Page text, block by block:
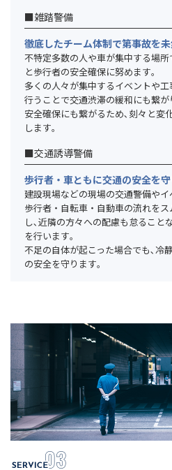
■雑踏警備
徹底したチーム体制で第事故を
不特定多数の人や車が集中する場
と歩行者の安全確保に努めます｡
多くの人々が集中するイベントや
行うことで交通渋滞の緩和にも繋
安全確保にも繋がるため､刻々と変
します｡
■交通誘導警備
歩行者・車ともに交通の安全を
建設現場などの現場の交通警備や
歩行者・自転車・自動車の流れを
し､近隣の方々への配慮も怠ること
を行います｡
不足の自体が起こった場合でも､冷
の安全を守ります｡